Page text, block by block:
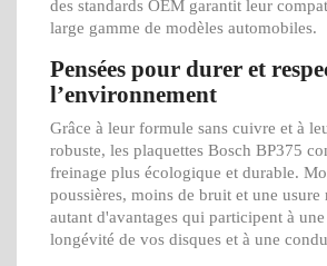
des standards OEM garantit leur
large gamme de modèles automobiles.
Pensées pour durer et
l’environnement
Grâce à leur formule sans cuivre et à
robuste, les plaquettes Bosch BP375
freinage plus écologique et durable.
poussières, moins de bruit et une usure
autant d'avantages qui participent à
longévité de vos disques et à une